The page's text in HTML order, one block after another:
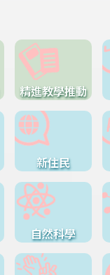
精進教學推動
新住民
自然科學